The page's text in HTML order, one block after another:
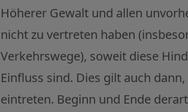
Höherer Gewalt und allen
nicht zu vertreten haben
Verkehrswege), soweit diese
Einfluss sind. Dies gilt auch
eintreten. Beginn und Ende